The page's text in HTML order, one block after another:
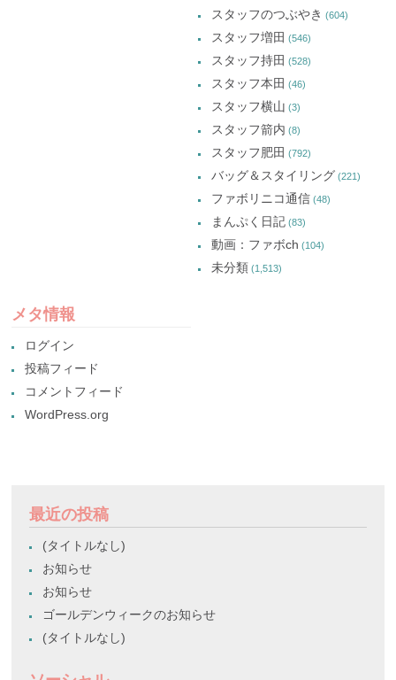
スタッフのつぶやき (604)
スタッフ増田 (546)
スタッフ持田 (528)
スタッフ本田 (46)
スタッフ横山 (3)
スタッフ箭内 (8)
スタッフ肥田 (792)
バッグ＆スタイリング (221)
ファボリニコ通信 (48)
まんぷく日記(83)
動画：ファボch (104)
未分類 (1,513)
メタ情報
ログイン
投稿フィード
コメントフィード
WordPress.org
最近の投稿
(タイトルなし)
お知らせ
お知らせ
ゴールデンウィークのお知らせ
(タイトルなし)